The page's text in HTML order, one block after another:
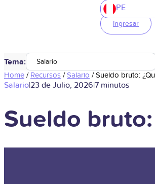
PE
Ingresar
Tema: Salario
Home / Recursos /Salario /Sueldo bruto:
Salario|23 de Julio, 2026|7 minutos
Sueldo bruto: